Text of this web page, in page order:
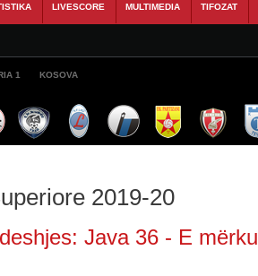
LIVESCORE MULTIMEDIA TIFOZAT
1 KOSOVA
2019-20
Java 36 - E